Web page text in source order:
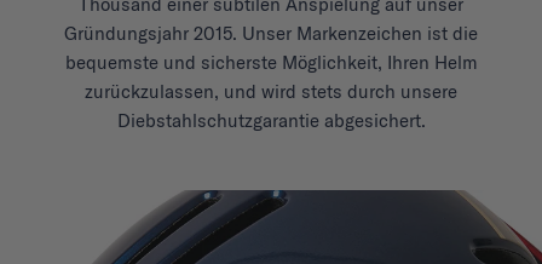
Thousand einer subtilen Anspielung auf unser
Gründungsjahr 2015. Unser Markenzeichen ist die
bequemste und sicherste Möglichkeit, Ihren Helm
zurückzulassen, und wird stets durch unsere
Diebstahlschutzgarantie abgesichert.